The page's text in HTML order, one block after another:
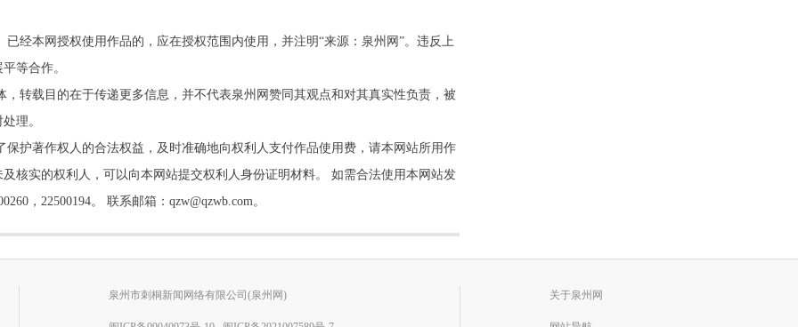
经本网授权使用作品的，应在授权范围内使用，并注明“来源：泉州网”。违反上
等合作。
转载目的在于传递更多信息，并不代表泉州网赞同其观点和对其真实性负责，被
理。
护著作权人的合法权益，及时准确地向权利人支付作品使用费，请本网站所用作
核实的权利人，可以向本网站提交权利人身份证明材料。 如需合法使用本网站发
，22500194。 联系邮箱：qzw@qzwb.com。
泉州市刺桐新闻网络有限公司(泉州网) 关于泉州网